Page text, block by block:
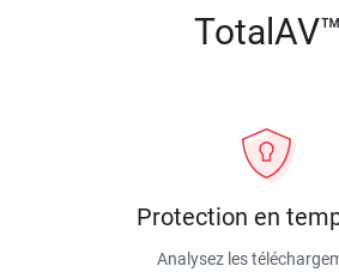
TotalAV™
Protection en
Analysez les